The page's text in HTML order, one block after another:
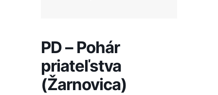
PD – Pohár
priateľstva
(Žarnovica)